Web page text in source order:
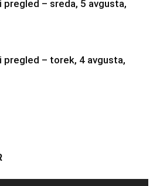
pregled – sreda, 5 avgusta,
pregled – torek, 4 avgusta,